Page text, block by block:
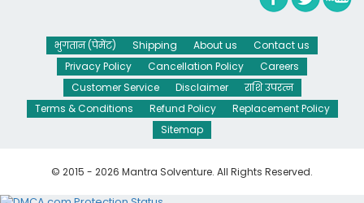
भुगतान (पेमेंट) Shipping About us
Contact us
Privacy Policy
Cancellation Policy
Careers
Customer Service
Disclaimer
राशि उपरत्न
Terms & Conditions
Refund Policy
Replacement Policy
Sitemap
© 2015 - 2026 Mantra Solventure. All Rights Reserved.